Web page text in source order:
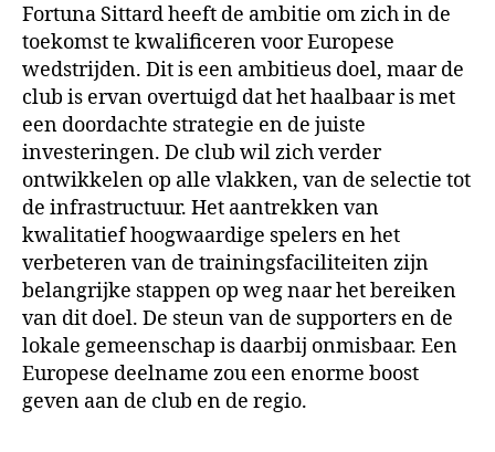
Fortuna Sittard heeft de ambitie om zich in de
toekomst te kwalificeren voor Europese
wedstrijden. Dit is een ambitieus doel, maar de
club is ervan overtuigd dat het haalbaar is met
een doordachte strategie en de juiste
investeringen. De club wil zich verder
ontwikkelen op alle vlakken, van de selectie tot
de infrastructuur. Het aantrekken van
kwalitatief hoogwaardige spelers en het
verbeteren van de trainingsfaciliteiten zijn
belangrijke stappen op weg naar het bereiken
van dit doel. De steun van de supporters en de
lokale gemeenschap is daarbij onmisbaar. Een
Europese deelname zou een enorme boost
geven aan de club en de regio.